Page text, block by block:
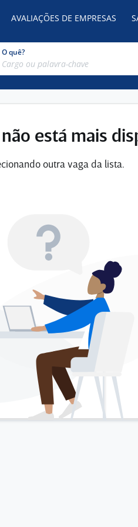
AVALIAÇÕES DE EMPRESAS
O quê?
não está mais
outra vaga da lista.